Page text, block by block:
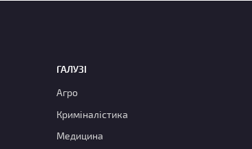
ГАЛУЗІ
Агро
Криміналістика
Медицина